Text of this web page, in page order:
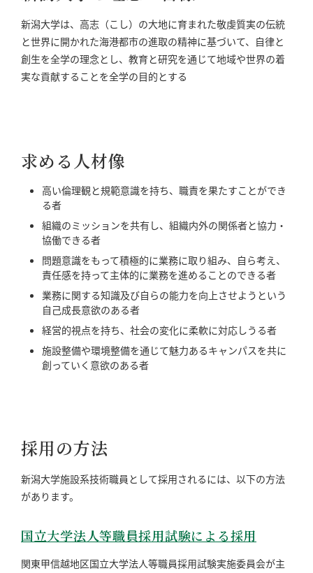
新潟大学は、高志（こし）の大地に育まれた敬虔質実の伝統
と世界に開かれた海港都市の進取の精神に基づいて、自律と
創生を全学の理念とし、教育と研究を通じて地域や世界の着
実な貢献することを全学の目的とする
求める人材像
高い倫理観と規範意識を持ち、職責を果たすことができ
る者
組織のミッションを共有し、組織内外の関係者と協力・
協働できる者
問題意識をもって積極的に業務に取り組み、自ら考え、
責任感を持って主体的に業務を進めることのできる者
業務に関する知識及び自らの能力を向上させようという
自己成長意欲のある者
経営的視点を持ち、社会の変化に柔軟に対応しうる者
施設整備や環境整備を通じて魅力あるキャンパスを共に
創っていく意欲のある者
採用の方法
新潟大学施設系技術職員として採用されるには、以下の方法
があります。
国立大学法人等職員採用試験による採用
関東甲信越地区国立大学法人等職員採用試験実施委員会が主